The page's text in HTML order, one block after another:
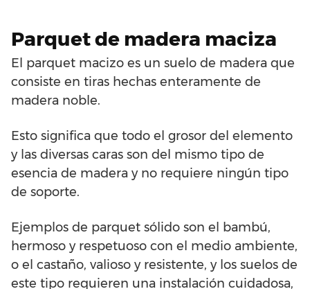
Parquet de madera maciza
El parquet macizo es un suelo de madera que
consiste en tiras hechas enteramente de
madera noble.
Esto significa que todo el grosor del elemento
y las diversas caras son del mismo tipo de
esencia de madera y no requiere ningún tipo
de soporte.
Ejemplos de parquet sólido son el bambú,
hermoso y respetuoso con el medio ambiente,
o el castaño, valioso y resistente, y los suelos de
este tipo requieren una instalación cuidadosa,